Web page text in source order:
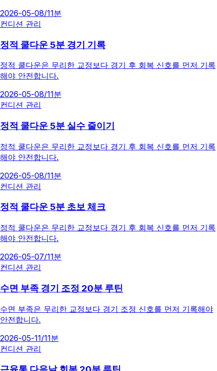
2026-05-08/11분
컨디션 관리
정적 쿨다운 5분 경기 기록
정적 쿨다운은 무리한 교정보다 경기 후 회복 신호를 먼저 기록
해야 안전합니다.
2026-05-08/11분
컨디션 관리
정적 쿨다운 5분 실수 줄이기
정적 쿨다운은 무리한 교정보다 경기 후 회복 신호를 먼저 기록
해야 안전합니다.
2026-05-08/11분
컨디션 관리
정적 쿨다운 5분 초보 체크
정적 쿨다운은 무리한 교정보다 경기 후 회복 신호를 먼저 기록
해야 안전합니다.
2026-05-07/11분
컨디션 관리
수면 부족 경기 조정 20분 루틴
수면 부족은 무리한 교정보다 경기 조정 신호를 먼저 기록해야
안전합니다.
2026-05-11/11분
컨디션 관리